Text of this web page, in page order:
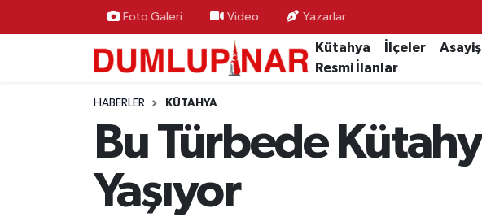
Foto Galeri Video Yazarlar
Kütahya İlçeler Asayiş
Resmi İlanlar
HABERLER KÜTAHYA
Bu Türbede
Yaşıyor
Kütahya Hava Durumu
Kütahya Trafik Yoğunluk Haritası
Süper Lig Puan Durumu ve Fikstür
Tüm Manşetler